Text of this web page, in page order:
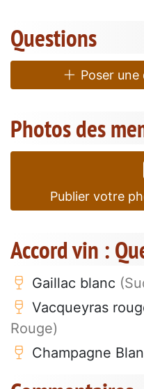
Questions
Poser
Photos des
Publier votre
Accord vin :
Gaillac blanc
Vacqueyras
Rouge)
Champagne